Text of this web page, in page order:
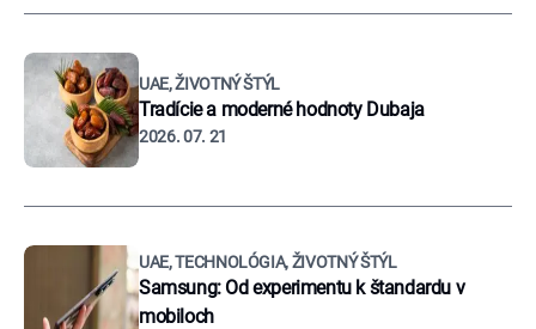
UAE, ŽIVOTNÝ ŠTÝL
Tradície a moderné hodnoty Dubaja
2026. 07. 21
UAE, TECHNOLÓGIA, ŽIVOTNÝ ŠTÝL
Samsung: Od experimentu k štandardu v
mobiloch